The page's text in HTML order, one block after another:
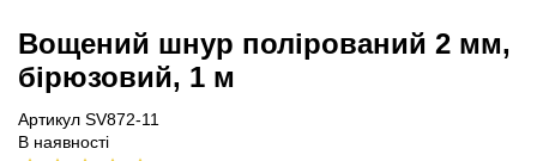
Вощений шнур полірований 2 мм,
бірюзовий, 1 м
Артикул SV872-11
В наявності